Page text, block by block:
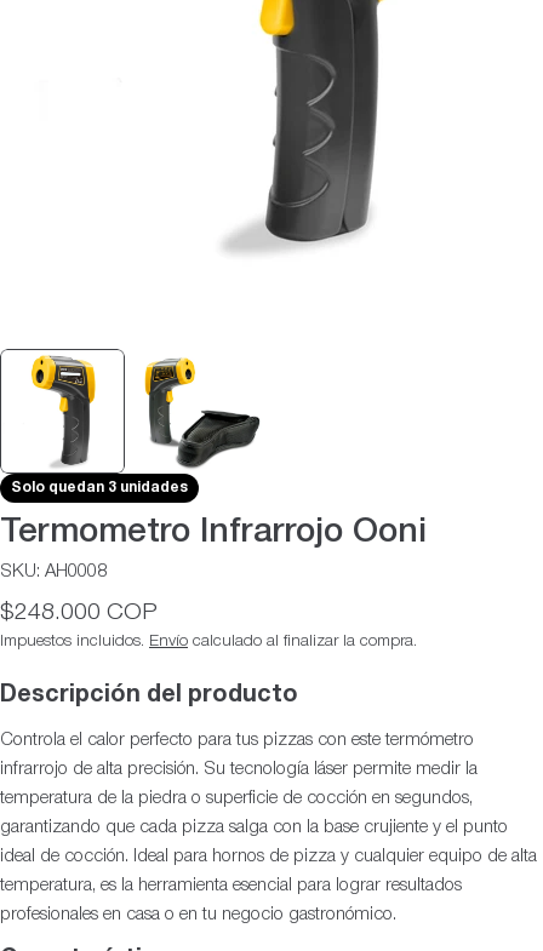
Solo quedan 3 unidades
Termometro Infrarrojo Ooni
SKU: AH0008
Precio
habitual
$248.000 COP
Impuestos incluidos. Envío calculado al finalizar la compra.
Descripción del producto
Controla el calor perfecto para tus pizzas con este termómetro
infrarrojo de alta precisión. Su tecnología láser permite medir la
temperatura de la piedra o superficie de cocción en segundos,
garantizando que cada pizza salga con la base crujiente y el punto
ideal de cocción. Ideal para hornos de pizza y cualquier equipo de alta
temperatura, es la herramienta esencial para lograr resultados
profesionales en casa o en tu negocio gastronómico.